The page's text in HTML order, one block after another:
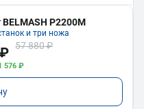
P2200M
и три ножа
57 880 ₽
576 ₽